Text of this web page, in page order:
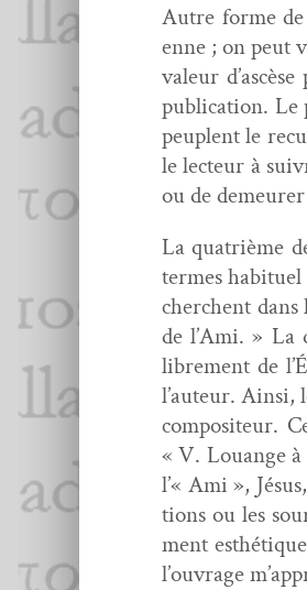
Autre forme
enne ; on peut
valeur
pub­li­ca­tion. Le
peu­plent le
le lecteur à
ou de
La qua­trième
ter­mes
cherchent
de l’Ami. » La
libre­ment de
l’auteur. Ain­si,
com­pos­i­teur.
« V. Louange
l’« Ami »,
tions ou les
ment
l’ouvrage